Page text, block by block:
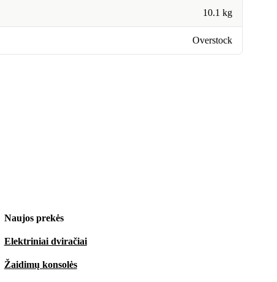
10.1 kg
Overstock
Naujos prekės
Elektriniai dviračiai
Žaidimų konsolės